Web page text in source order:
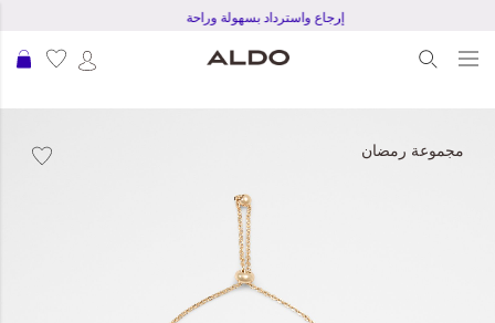
إرجاع واسترداد بسهولة وراحة
مجموعة رمضان